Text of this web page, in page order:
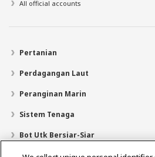
All official accounts
Pertanian
Perdagangan Laut
Peranginan Marin
Sistem Tenaga
Bot Utk Bersiar-Siar